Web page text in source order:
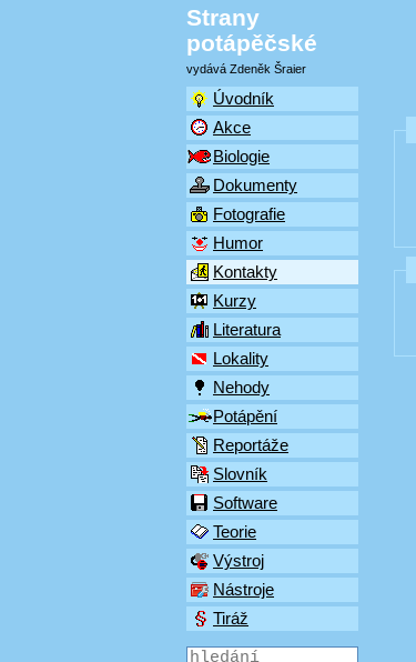
Strany
potápěčské
vydává Zdeněk Šraier
Úvodník
Akce
Biologie
Dokumenty
Fotografie
Humor
Kontakty
Kurzy
Literatura
Lokality
Nehody
Potápění
Reportáže
Slovník
Software
Teorie
Výstroj
Nástroje
Tiráž